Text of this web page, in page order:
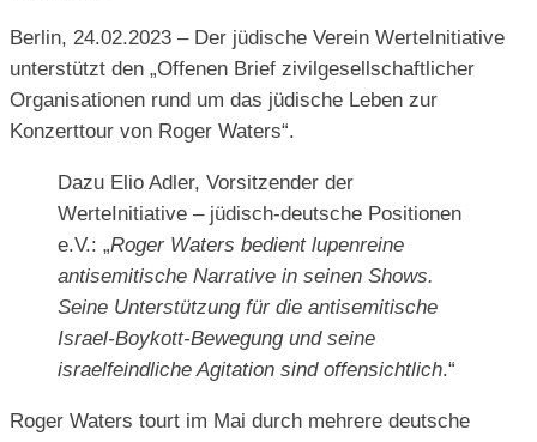
Berlin, 24.02.2023 – Der jüdische Verein WerteInitiative
unterstützt den „Offenen Brief zivilgesellschaftlicher
Organisationen rund um das jüdische Leben zur
Konzerttour von Roger Waters“.
Dazu Elio Adler, Vorsitzender der
WerteInitiative – jüdisch-deutsche Positionen
e.V.: „Roger Waters bedient lupenreine
antisemitische Narrative in seinen Shows.
Seine Unterstützung für die antisemitische
Israel-Boykott-Bewegung und seine
israelfeindliche Agitation sind offensichtlich.“
Roger Waters tourt im Mai durch mehrere deutsche